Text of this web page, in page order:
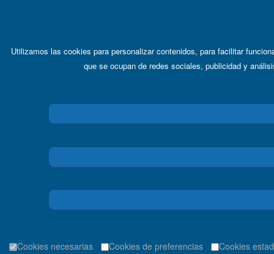
Utilizamos las cookies para personalizar contenidos, para facilitar
que se ocupan de redes sociales, publicidad y
Cookies necesarias Cookies de preferencias Cookies